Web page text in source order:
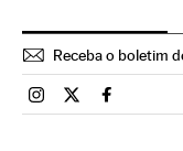
Receba o boletim
Brasil El País Brasil
Brasil El País
Brasil El